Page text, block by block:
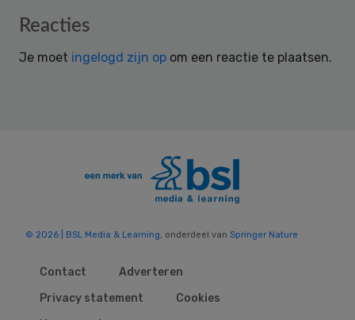
Reader
Reacties
Je moet ingelogd zijn op om een reactie te plaatsen.
© 2026 | BSL Media & Learning , onderdeel van Springer Nature
Contact
Adverteren
Privacy statement
Cookies